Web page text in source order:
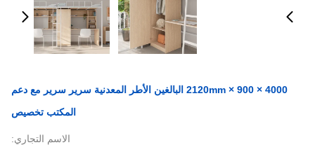
4000 × 900 × 2120mm البالغين الأطر المعدنية سرير سرير مع دعم
المكتب تخصيص
الاسم التجاري: